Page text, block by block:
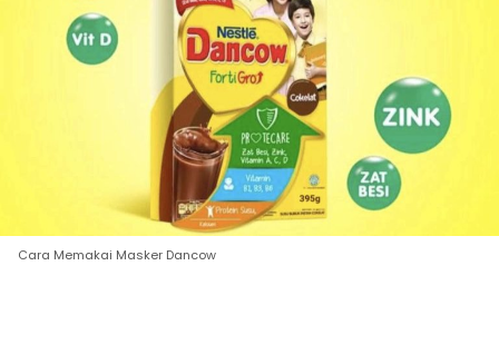
Cara Memakai Masker Dancow